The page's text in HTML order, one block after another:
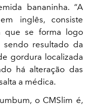
bananinha. “A
inglês, consiste
que se forma logo
resultado da
gordura localizada
há alteração das
a médica.
o CMSlim é,